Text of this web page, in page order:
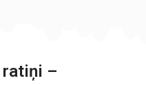
ratiņi –